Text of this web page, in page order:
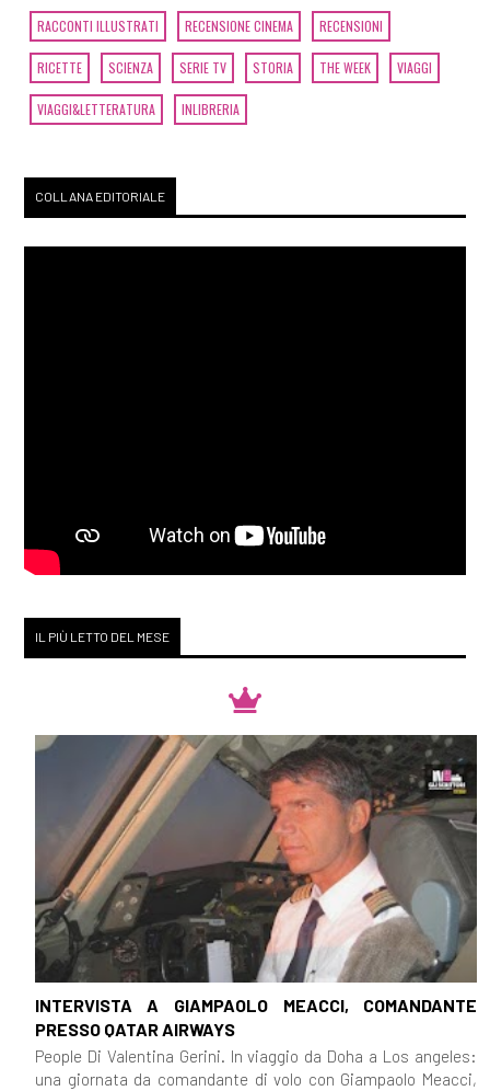
RACCONTI ILLUSTRATI RECENSIONE CINEMA RECENSIONI
RICETTE SCIENZA SERIE TV STORIA THE WEEK VIAGGI
VIAGGI&LETTERATURA INLIBRERIA
COLLANA EDITORIALE
IL PIÙ LETTO DEL MESE
INTERVISTA A GIAMPAOLO MEACCI, COMANDANTE
PRESSO QATAR AIRWAYS
People Di Valentina Gerini. In viaggio da Doha a Los angeles:
una giornata da comandante di volo con Giampaolo Meacci,